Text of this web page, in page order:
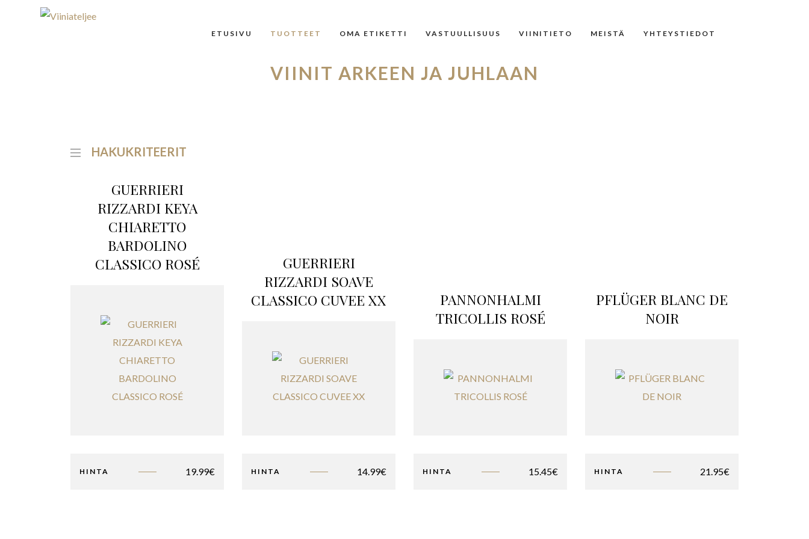
ETUSIVU TUOTTEET OMA ETIKETTI VASTUULLISUUS VIINITIETO MEISTÄ YHTEYSTIEDOT
VIINIT ARKEEN JA JUHLAAN
HAKUKRITEERIT
GUERRIERI
RIZZARDI KEYA
CHIARETTO
BARDOLINO
CLASSICO ROSÉ
HINTA 19.99€
GUERRIERI
RIZZARDI SOAVE
CLASSICO CUVEE XX
HINTA 14.99€
PANNONHALMI
TRICOLLIS ROSÉ
HINTA 15.45€
PFLÜGER BLANC DE
NOIR
HINTA 21.95€